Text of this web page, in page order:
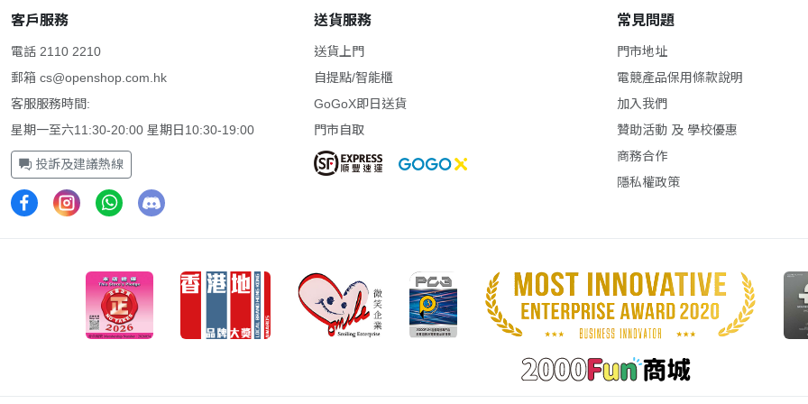
客戶服務
電話 2110 2210
郵箱 cs@openshop.com.hk
客服服務時間:
星期一至六11:30-20:00 星期日10:30-19:00
投訴及建議熱線
送貨服務
送貨上門
自提點/智能櫃
GoGoX即日送貨
門市自取
常見問題
門市地址
電競產品保用條款說明
加入我們
贊助活動 及 學校優惠
商務合作
隱私權政策